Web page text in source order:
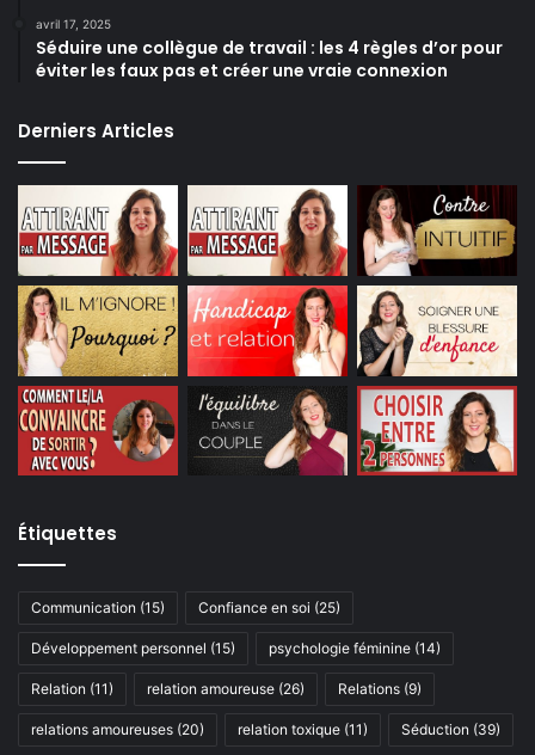
avril 17, 2025
Séduire une collègue de travail : les 4 règles d’or pour
éviter les faux pas et créer une vraie connexion
Derniers Articles
Étiquettes
Communication (15) Confiance en soi (25)
Développement personnel (15) psychologie féminine (14)
Relation (11) relation amoureuse (26) Relations (9)
relations amoureuses (20) relation toxique (11) Séduction (39)